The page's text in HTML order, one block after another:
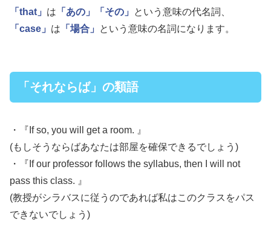
「that」 は 「あの」 「その」
という意味の代名詞、
「case」 は 「場合」 という意味の名詞になります。
「それならば」の類語
・『If so, you will get a room. 』
(もしそうならばあなたは部屋を確保できるでしょう)
・『If our professor follows the syllabus, then I will not
pass this class. 』
(教授がシラバスに従うのであれば私はこのクラスをパス
できないでしょう)